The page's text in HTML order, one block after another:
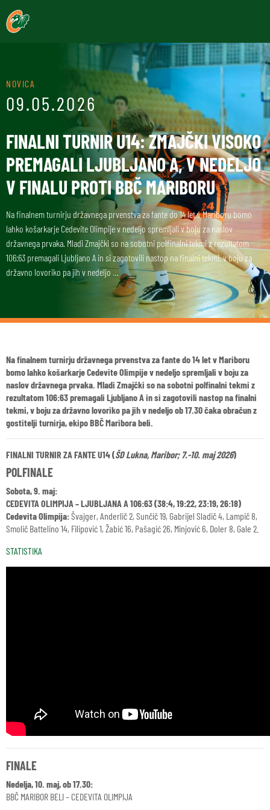
NOVICA
09.05.2026
FINALNI TURNIR U14: ZMAJČKI VISOKO
PREMAGALI LJUBLJANO A, V NEDELJO
V FINALU PROTI BBČ MARIBORU
Na finalnem turnirju državnega prvenstva za fante do 14 let v Mariboru bomo
lahko košarkarje Cedevite Olimpije v nedeljo spremljali v boju za naslov
državnega prvaka. Mladi Zmajčki so na sobotni polfinalni tekmi z rezultatom
106:63 premagali Ljubljano A in si zagotovili nastop na finalni tekmi, v boju za
državno lovoriko pa jih v nedeljo …
Na finalnem turnirju državnega prvenstva za fante do 14 let v Mariboru
bomo lahko košarkarje Cedevite Olimpije v nedeljo spremljali v boju za
naslov državnega prvaka. Mladi Zmajčki so na sobotni polfinalni tekmi z
rezultatom 106:63 premagali Ljubljano A in si zagotovili nastop na finalni
tekmi, v boju za državno lovoriko pa jih v nedeljo ob 17.30 čaka obračun z
gostitelji turnirja, ekipo BBČ Maribora beli.
FINALNI TURNIR ZA FANTE U14 (ŠD Lukna, Maribor; 7.-10. maj 2026)
POLFINALE
Sobota, 9. maj:
CEDEVITA OLIMPIJA – LJUBLJANA A 106:63 (38:4, 19:22, 23:19, 26:18)
Cedevita Olimpija:Švajger, Anderlič 2, Sunčič 19, Gabrijel Sladič 4, Lampič 8,
Smolič Battelino 14, Filipović 1, Žabić 16, Pašagić 26, Minjović 6, Doler 8, Gale 2.
STATISTIKA
FINALE
Nedelja, 10. maj, ob 17.30:
BBČ MARIBOR BELI – CEDEVITA OLIMPIJA